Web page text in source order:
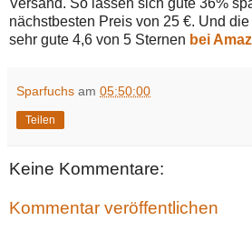
nächstbesten Preis von 25 €. Und
sehr gute 4,6 von 5 Sternen bei
Sparfuchs am 05:50:00
Teilen
Keine Kommentare:
Kommentar veröffentlichen